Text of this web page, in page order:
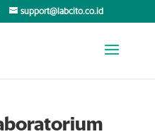
support@labcito.co.id